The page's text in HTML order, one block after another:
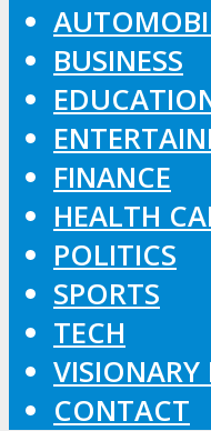
BUSINESS
FINANCE
HEALTH
POLITICS
SPORTS
TECH
VISIONARY
CONTACT